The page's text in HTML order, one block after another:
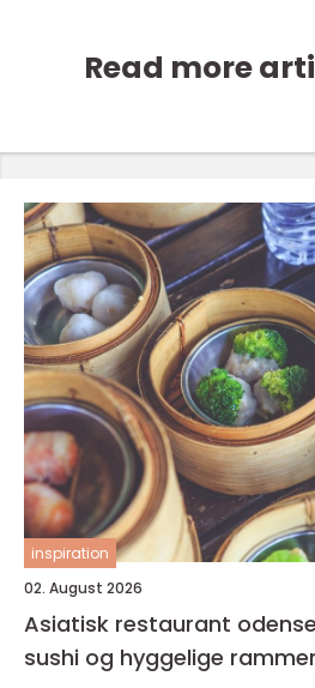
Read more
inspiration
02. August 2026
Asiatisk restaurant odense guide til buffet,
sushi og hyggelige rammer